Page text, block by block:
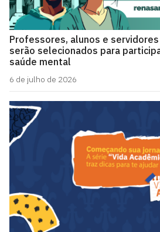
Professores, alunos e servidores
serão selecionados para
saúde mental
6 de julho de 2026